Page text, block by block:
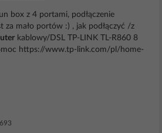
box z 4 portami, podłączenie
za mało portów :) , jak podłączyć /z
kablowy/DSL TP-LINK TL-R860 8
https://www.tp-link.com/pl/home-